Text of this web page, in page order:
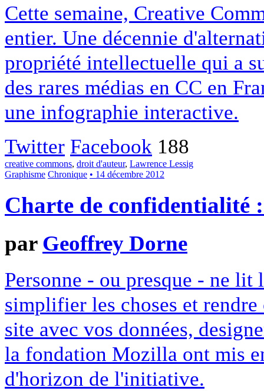
Cette semaine, Creative
entier. Une décennie
propriété intellectuelle qui a
des rares médias en CC en
une infographie interactive.
Twitter Facebook 188
creative commons, droit d'auteur, Lawrence Lessig
Graphisme Chronique • 14 décembre 2012
Charte de confidentialité
par Geoffrey Dorne
Personne - ou presque - ne
simplifier les choses et
site avec vos données,
la fondation Mozilla ont mis
d'horizon de l'initiative.